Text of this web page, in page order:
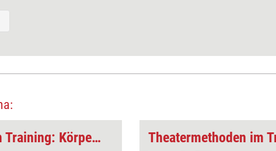
Theatermethoden im Training: Körpersprache Listenspiel